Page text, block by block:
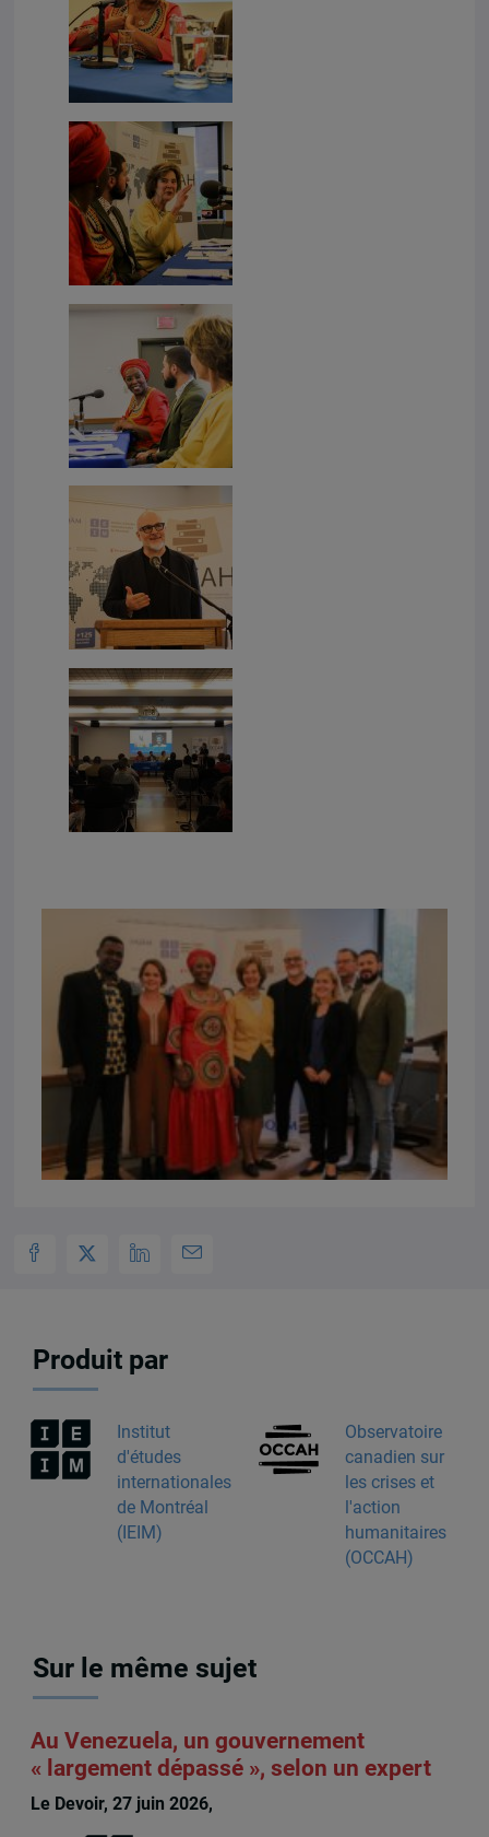
Produit par
Institut
d'études
internationales
de Montréal
(IEIM)
Observatoire
canadien sur
les crises et
l'action
humanitaires
(OCCAH)
Sur le même sujet
Au Venezuela, un gouvernement
« largement dépassé », selon un expert
Le Devoir, 27 juin 2026,